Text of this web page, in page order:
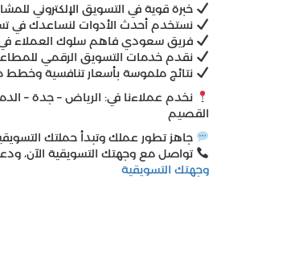
خبرة قوية في التسويق الإلكتروني
نستخدم أحدث الأدوات لنساعدك في
فريق سعودي فاهم سلوك العملاء
نقدم خدمات التسويق الرقمي للمطاعم،
نتائج ملموسة بأسعار تنافسية
نخدم عملاءنا في: الرياض – جدة –
القصيم
جاهز تطور عملك وتبدأ حملتك
تواصل مع وجهتك التسويقية الآن،
وجهتك التسويقية